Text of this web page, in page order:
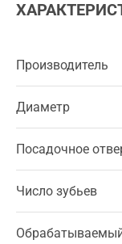
Производитель
Диаметр
Посадочное
Число зубьев